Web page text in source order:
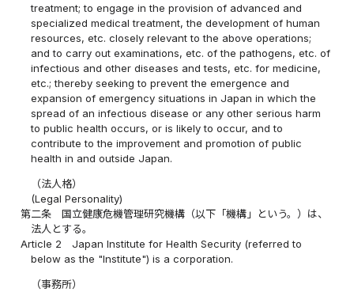
treatment; to engage in the provision of advanced and
specialized medical treatment, the development of human
resources, etc. closely relevant to the above operations;
and to carry out examinations, etc. of the pathogens, etc. of
infectious and other diseases and tests, etc. for medicine,
etc.; thereby seeking to prevent the emergence and
expansion of emergency situations in Japan in which the
spread of an infectious disease or any other serious harm
to public health occurs, or is likely to occur, and to
contribute to the improvement and promotion of public
health in and outside Japan.
（法人格）
(Legal Personality)
第二条
国立健康危機管理研究機構（以下「機構」という。）は、
法人とする。
Article 2
Japan Institute for Health Security (referred to
below as the "Institute") is a corporation.
（事務所）